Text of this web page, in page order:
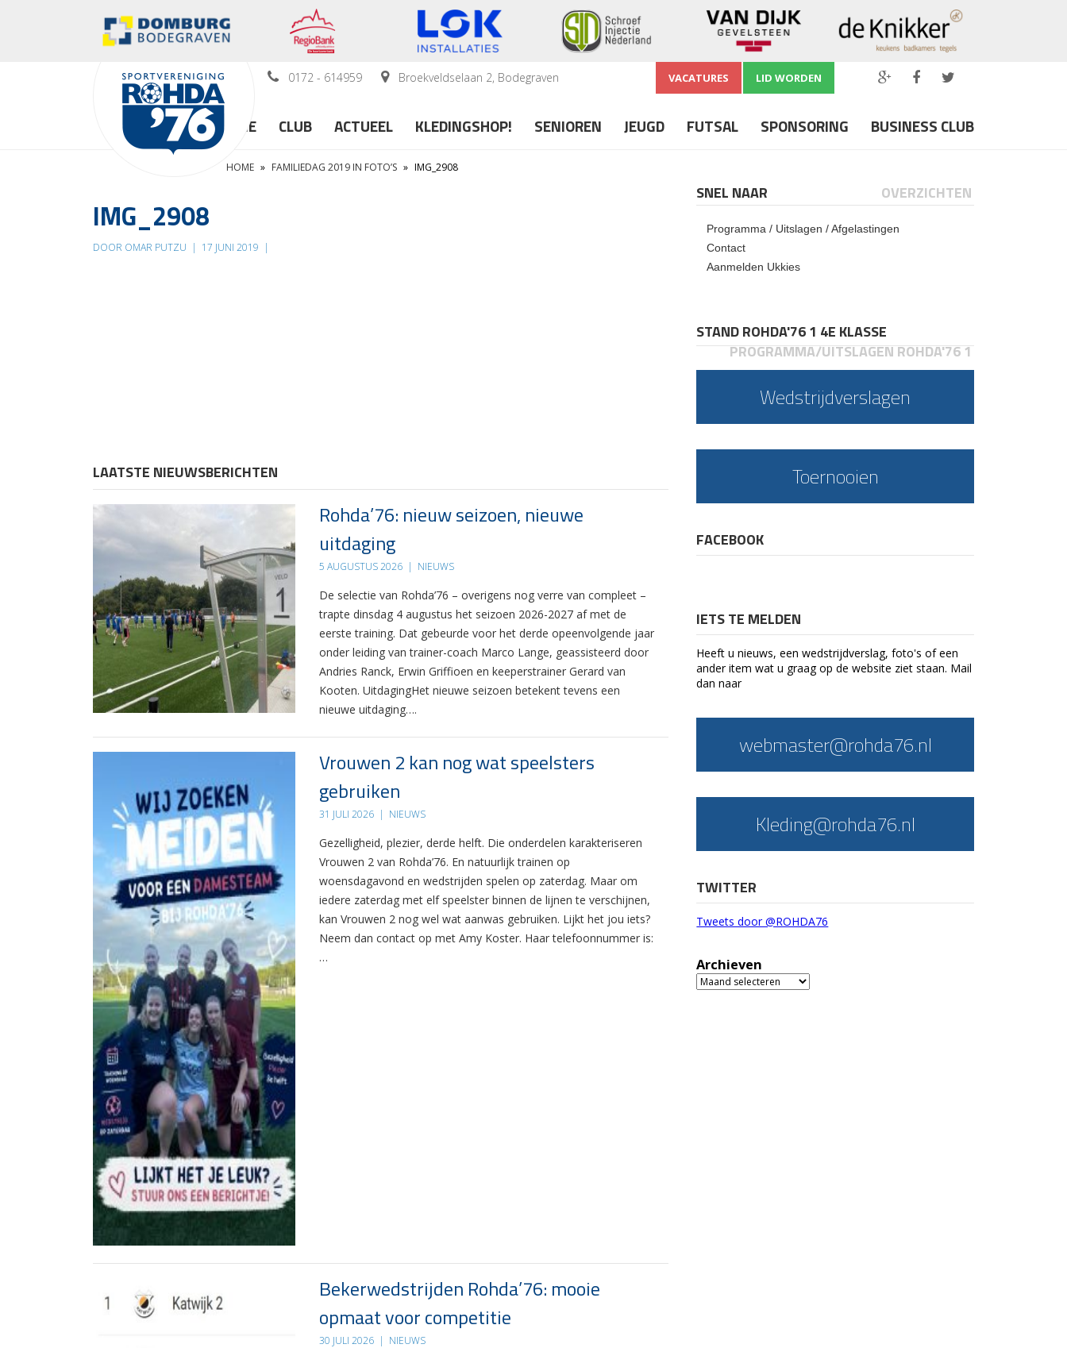
0172 - 614959 Broekveldselaan 2, Bodegraven VACATURES LID WORDEN
HOME CLUB ACTUEEL KLEDINGSHOP! SENIOREN JEUGD FUTSAL SPONSORING BUSINESS CLUB
HOME » FAMILIEDAG 2019 IN FOTO’S » IMG_2908
IMG_2908
DOOR OMAR PUTZU | 17 JUNI 2019 |
LAATSTE NIEUWSBERICHTEN
Rohda’76: nieuw seizoen, nieuwe
uitdaging
5 AUGUSTUS 2026 | NIEUWS
De selectie van Rohda’76 – overigens nog verre van compleet –
trapte dinsdag 4 augustus het seizoen 2026-2027 af met de
eerste training. Dat gebeurde voor het derde opeenvolgende jaar
onder leiding van trainer-coach Marco Lange, geassisteerd door
Andries Ranck, Erwin Griffioen en keeperstrainer Gerard van
Kooten. UitdagingHet nieuwe seizoen betekent tevens een
nieuwe uitdaging….
Vrouwen 2 kan nog wat speelsters
gebruiken
31 JULI 2026 | NIEUWS
Gezelligheid, plezier, derde helft. Die onderdelen karakteriseren
Vrouwen 2 van Rohda’76. En natuurlijk trainen op
woensdagavond en wedstrijden spelen op zaterdag. Maar om
iedere zaterdag met elf speelster binnen de lijnen te verschijnen,
kan Vrouwen 2 nog wel wat aanwas gebruiken. Lijkt het jou iets?
Neem dan contact op met Amy Koster. Haar telefoonnummer is:
…
Bekerwedstrijden Rohda’76: mooie
opmaat voor competitie
30 JULI 2026 | NIEUWS
SNEL NAAR OVERZICHTEN
Programma / Uitslagen / Afgelastingen
Contact
Aanmelden Ukkies
STAND ROHDA'76 1 4E KLASSE
PROGRAMMA/UITSLAGEN ROHDA'76 1
Wedstrijdverslagen
Toernooien
FACEBOOK
IETS TE MELDEN
Heeft u nieuws, een wedstrijdverslag, foto's of een
ander item wat u graag op de website ziet staan. Mail
dan naar
webmaster@rohda76.nl
Kleding@rohda76.nl
TWITTER
Tweets door @ROHDA76
Archieven
Archieven